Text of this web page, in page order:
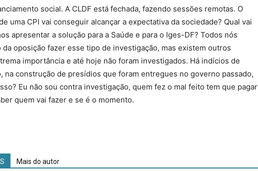
social. A CLDF está fechada, fazendo sessões remotas. O
uma CPI vai conseguir alcançar a expectativa da sociedade? Qual vai
apresentar a solução para a Saúde e para o Iges-DF? Todos nós
oposição fazer esse tipo de investigação, mas existem outros
importância e até hoje não foram investigados. Há indícios de
na construção de presídios que foram entregues no governo passado,
Eu não sou contra investigação, quem fez o mal feito tem que pagar
quem vai fazer e se é o momento.
Mais do autor